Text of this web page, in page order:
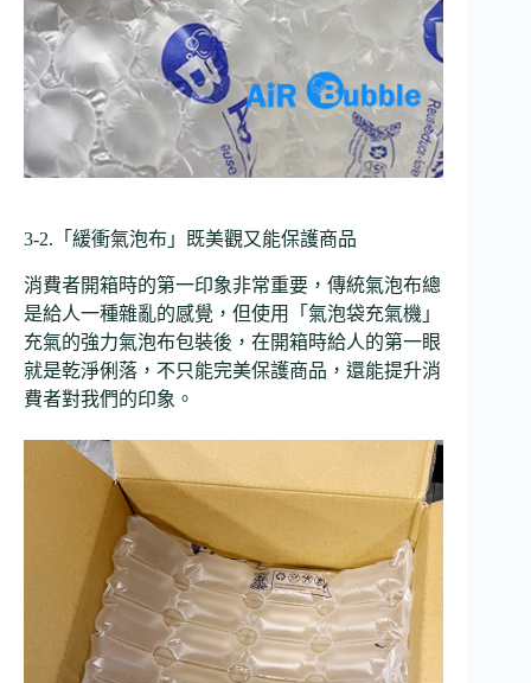
3-2.「緩衝氣泡布」既美觀又能保護商品
消費者開箱時的第一印象非常重要，傳統氣泡布總
是給人一種雜亂的感覺，但使用「氣泡袋充氣機」
充氣的強力氣泡布包裝後，在開箱時給人的第一眼
就是乾淨俐落，不只能完美保護商品，還能提升消
費者對我們的印象。